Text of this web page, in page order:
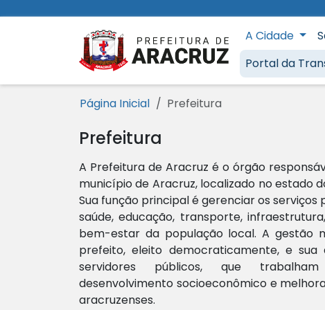
Prefeitura
A Cidade
Portal da
Página Inicial Prefeitura
Prefeitura
A Prefeitura de Aracruz é o órgão
município de Aracruz, localizado no estado
Sua função principal é gerenciar os serviços
saúde, educação, transporte,
bem-estar da população local. A gestão
prefeito, eleito democraticamente, e
servidores públicos, que
desenvolvimento socioeconômico e
aracruzenses.